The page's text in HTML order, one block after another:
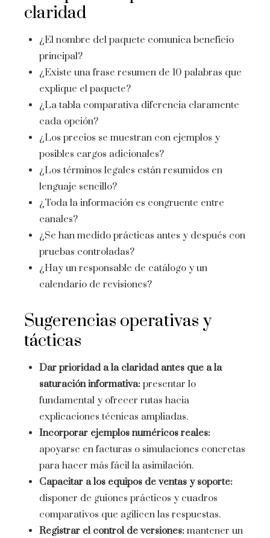
claridad
¿El nombre del paquete comunica beneficio
principal?
¿Existe una frase resumen de 10 palabras que
explique el paquete?
¿La tabla comparativa diferencia claramente
cada opción?
¿Los precios se muestran con ejemplos y
posibles cargos adicionales?
¿Los términos legales están resumidos en
lenguaje sencillo?
¿Toda la información es congruente entre
canales?
¿Se han medido prácticas antes y después con
pruebas controladas?
¿Hay un responsable de catálogo y un
calendario de revisiones?
Sugerencias operativas y
tácticas
Dar prioridad a la claridad antes que a la
saturación informativa: presentar lo
fundamental y ofrecer rutas hacia
explicaciones técnicas ampliadas.
Incorporar ejemplos numéricos reales:
apoyarse en facturas o simulaciones concretas
para hacer más fácil la asimilación.
Capacitar a los equipos de ventas y soporte:
disponer de guiones prácticos y cuadros
comparativos que agilicen las respuestas.
Registrar el control de versiones: mantener un